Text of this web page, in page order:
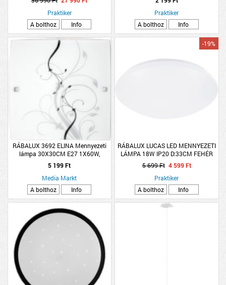
Praktiker
A bolthoz
Info
Praktiker
A bolthoz
Info
RÁBALUX 3692 ELINA Mennyezeti
lámpa 30X30CM E27 1X60W,
fehér/fekete
5 199 Ft
Media Markt
A bolthoz
Info
RÁBALUX LUCAS LED MENNYEZETI
LÁMPA 18W IP20 D:33CM FEHÉR
-19%
5 699 Ft 4 599 Ft
Praktiker
A bolthoz
Info